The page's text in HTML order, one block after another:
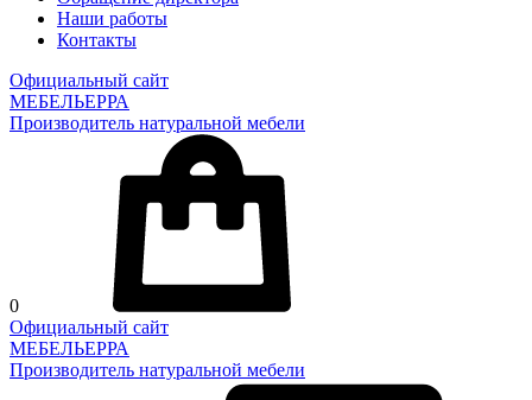
Наши работы
Контакты
Официальный сайт
МЕБЕЛЬЕРРА
Производитель натуральной мебели
0
Официальный сайт
МЕБЕЛЬЕРРА
Производитель натуральной мебели